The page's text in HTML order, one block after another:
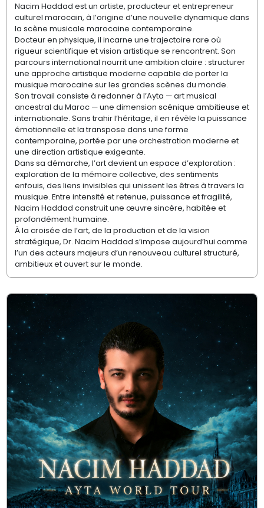
Nacim Haddad est un artiste, producteur et entrepreneur
culturel marocain, à l’origine d’une nouvelle dynamique dans
la scène musicale marocaine contemporaine.
Docteur en physique, il incarne une trajectoire rare où
rigueur scientifique et vision artistique se rencontrent. Son
parcours international nourrit une ambition claire : structurer
une approche artistique moderne capable de porter la
musique marocaine sur les grandes scènes du monde.
Son travail consiste à redonner à l’Ayta — art musical
ancestral du Maroc — une dimension scénique ambitieuse et
internationale. Sans trahir l’héritage, il en révèle la puissance
émotionnelle et la transpose dans une forme
contemporaine, portée par une orchestration moderne et
une direction artistique exigeante.
Dans sa démarche, l’art devient un espace d’exploration :
exploration de la mémoire collective, des sentiments
enfouis, des liens invisibles qui unissent les êtres à travers la
musique. Entre intensité et retenue, puissance et fragilité,
Nacim Haddad construit une œuvre sincère, habitée et
profondément humaine.
À la croisée de l’art, de la production et de la vision
stratégique, Dr. Nacim Haddad s’impose aujourd’hui comme
l’un des acteurs majeurs d’un renouveau culturel structuré,
ambitieux et ouvert sur le monde.